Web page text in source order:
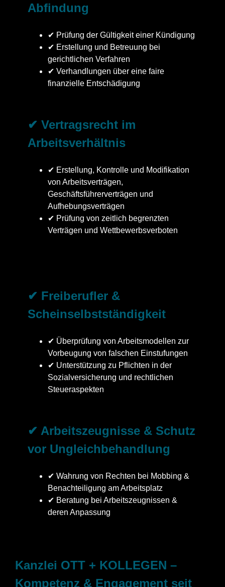
Abfindung
✔ Prüfung der Gültigkeit einer Kündigung
✔ Erstellung und Betreuung bei
gerichtlichen Verfahren
✔ Verhandlungen über eine faire
finanzielle Entschädigung
✔ Vertragsrecht im
Arbeitsverhältnis
✔ Erstellung, Kontrolle und Modifikation
von Arbeitsverträgen,
Geschäftsführerverträgen und
Aufhebungsverträgen
✔ Prüfung von zeitlich begrenzten
Verträgen und Wettbewerbsverboten
✔ Freiberufler &
Scheinselbstständigkeit
✔ Überprüfung von Arbeitsmodellen zur
Vorbeugung von falschen Einstufungen
✔ Unterstützung zu Pflichten in der
Sozialversicherung und rechtlichen
Steueraspekten
✔ Arbeitszeugnisse & Schutz
vor Ungleichbehandlung
✔ Wahrung von Rechten bei Mobbing &
Benachteiligung am Arbeitsplatz
✔ Beratung bei Arbeitszeugnissen &
deren Anpassung
Kanzlei OTT + KOLLEGEN –
Kompetenz & Engagement seit